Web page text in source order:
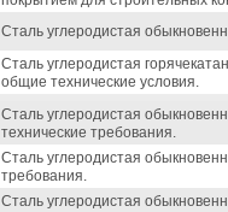
Сталь углеродистая
Сталь углеродистая
общие технические условия.
Сталь углеродистая
технические требования.
Сталь углеродистая
требования.
Сталь углеродистая